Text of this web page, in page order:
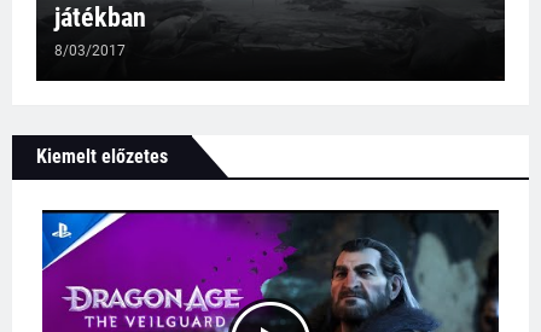
játékban
8/03/2017
Kiemelt előzetes